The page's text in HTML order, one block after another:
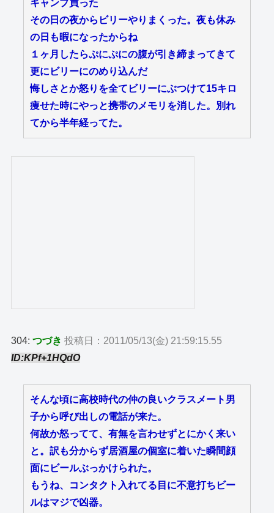
キャンプ買った
その日の夜からビリーやりまくった。夜も休み
の日も暇になったからね
１ヶ月したらぷにぷにの腹が引き締まってきて
更にビリーにのめり込んだ
悔しさとか怒りを全てビリーにぶつけて15キロ
痩せた時にやっと携帯のメモリを消した。別れ
てから半年経ってた。
304:つづき 投稿日：2011/05/13(金) 21:59:15.55
ID:KPf+1HQdO
そんな頃に高校時代の仲の良いクラスメート男
子から呼び出しの電話が来た。
何故か怒ってて、有無を言わせずとにかく来い
と。訳も分からず居酒屋の個室に着いた瞬間顔
面にビールぶっかけられた。
もうね、コンタクト入れてる目に不意打ちビー
ルはマジで凶器。